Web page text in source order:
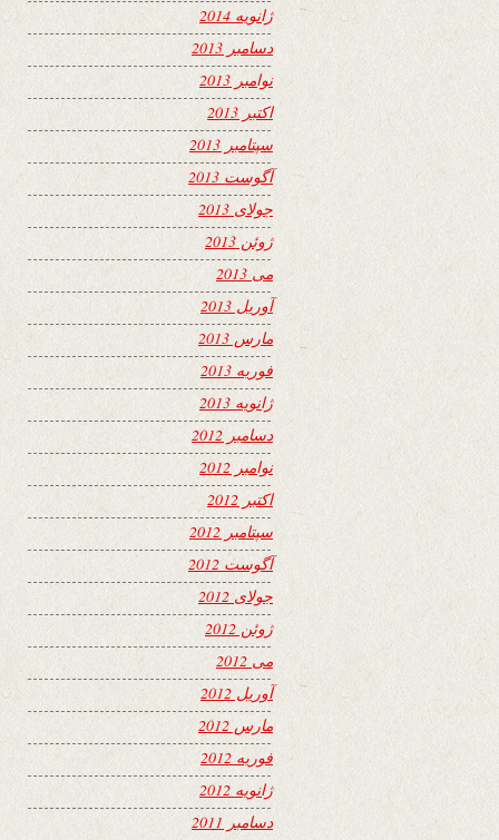
ژانویه 2014
دسامبر 2013
نوامبر 2013
اکتبر 2013
سپتامبر 2013
آگوست 2013
جولای 2013
ژوئن 2013
می 2013
آوریل 2013
مارس 2013
فوریه 2013
ژانویه 2013
دسامبر 2012
نوامبر 2012
اکتبر 2012
سپتامبر 2012
آگوست 2012
جولای 2012
ژوئن 2012
می 2012
آوریل 2012
مارس 2012
فوریه 2012
ژانویه 2012
دسامبر 2011